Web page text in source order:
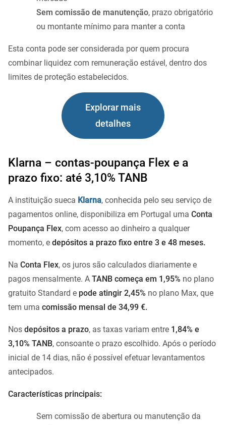
Sem comissão de manutenção, prazo obrigatório
ou montante mínimo para manter a conta
Esta conta pode ser considerada por quem procura
combinar liquidez com remuneração estável, dentro dos
limites de proteção estabelecidos.
Explorar mais
detalhes
Klarna – contas-poupança Flex e a
prazo fixo: até 3,10% TANB
A instituição sueca Klarna, conhecida pelo seu serviço de
pagamentos online, disponibiliza em Portugal uma Conta
Poupança Flex, com acesso ao dinheiro a qualquer
momento, e depósitos a prazo fixo entre 3 e 48 meses.
Na Conta Flex, os juros são calculados diariamente e
pagos mensalmente. A TANB começa em 1,95% no plano
gratuito Standard e pode atingir 2,45% no plano Max, que
tem uma comissão mensal de 34,99 €.
Nos depósitos a prazo, as taxas variam entre 1,84% e
3,10% TANB, consoante o prazo escolhido. Após o período
inicial de 14 dias, não é possível efetuar levantamentos
antecipados.
Características principais:
Sem comissão de abertura ou manutenção da